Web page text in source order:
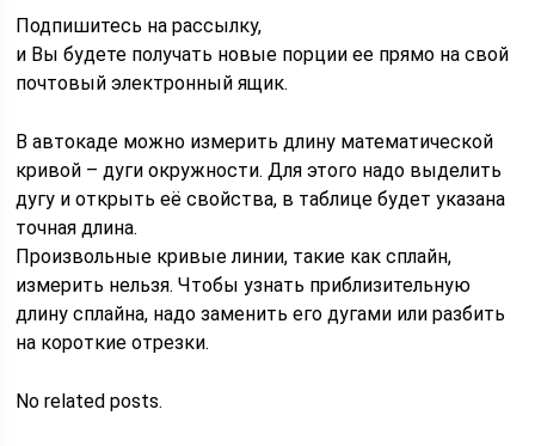
Подпишитесь на рассылку,
и Вы будете получать новые порции ее прямо на свой
почтовый электронный ящик.
В автокаде можно измерить длину математической
кривой – дуги окружности. Для этого надо выделить
дугу и открыть её свойства, в таблице будет указана
точная длина.
Произвольные кривые линии, такие как сплайн,
измерить нельзя. Чтобы узнать приблизительную
длину сплайна, надо заменить его дугами или разбить
на короткие отрезки.
No related posts.